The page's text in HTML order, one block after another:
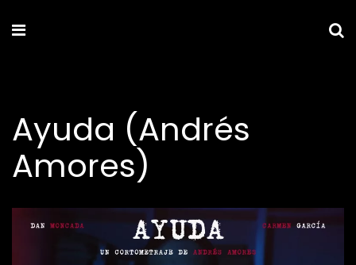
Ayuda (Andrés
Amores)